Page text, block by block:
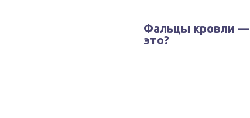
Фальцы кровли —
это?